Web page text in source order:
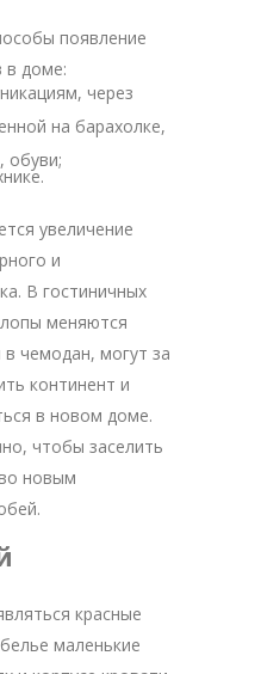
появление
в доме:
через
на барахолке,
обуви;
увеличение
и
В гостиничных
меняются
чемодан, могут за
континент и
в новом доме.
чтобы заселить
новым
красные
маленькие